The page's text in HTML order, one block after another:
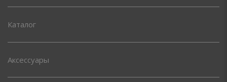
Каталог
Аксессуары